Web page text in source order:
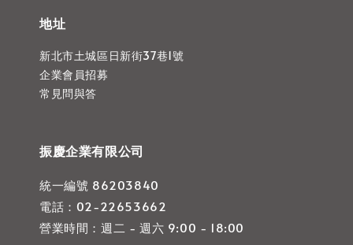
地址
新北市土城區日新街37巷1號
企業會員招募
常見問與答
振慶企業有限公司
統一編號 86203840
電話：02-22653662
營業時間：週二 - 週六 9:00 - 18:00